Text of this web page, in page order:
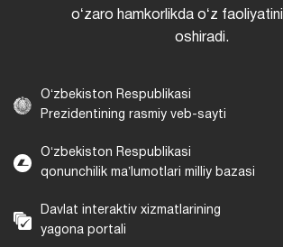
oʻzaro hamkorlikda oʻz
oshiradi.
Oʻzbekiston Respublikasi
Prezidentining rasmiy veb-sayti
Oʻzbekiston Respublikasi
qonunchilik maʼlumotlari milliy bazasi
Davlat interaktiv xizmatlarining
yagona portali